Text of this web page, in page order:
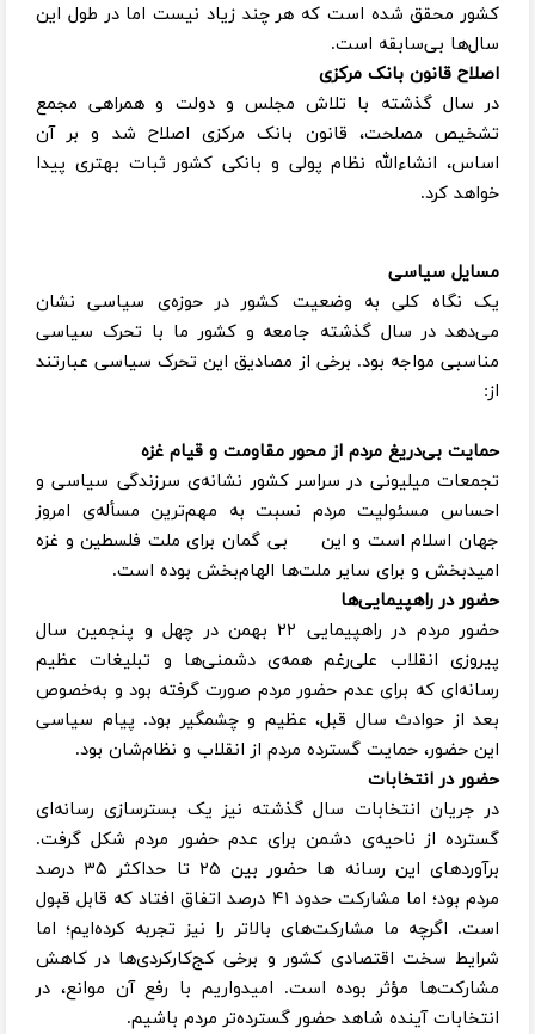
کشور محقق شده است که هر چند زیاد نیست اما در طول این
سال‌ها بی‌سابقه است.
اصلاح قانون بانک مرکزی
در سال گذشته با تلاش مجلس و دولت و همراهی مجمع
تشخیص مصلحت، قانون بانک مرکزی اصلاح شد و بر آن
اساس، انشاءالله نظام پولی و بانکی کشور ثبات بهتری پیدا
خواهد کرد.
مسایل سیاسی
یک نگاه کلی به وضعیت کشور در حوزه‌ی سیاسی نشان
می‌دهد در سال گذشته جامعه و کشور ما با تحرک سیاسی
مناسبی مواجه بود. برخی از مصادیق این تحرک سیاسی عبارتند
از:
حمایت بی‌دریغ مردم از محور مقاومت و قیام غزه
تجمعات میلیونی در سراسر کشور نشانه‌ی سرزندگی سیاسی و
احساس مسئولیت مردم نسبت به مهم‌ترین مسأله‌ی امروز
جهان اسلام است و این بی گمان‌ برای ملت فلسطین و غزه
امیدبخش و برای سایر ملت‌ها الهام‌بخش بوده است.
حضور در راهپیمایی‌ها
حضور مردم در راهپیمایی ۲۲ بهمن در چهل و پنجمین سال
پیروزی انقلاب علی‌رغم همه‌ی دشمنی‌ها و تبلیغات عظیم
رسانه‌ای که برای عدم حضور مردم صورت گرفته بود و به‌خصوص
بعد از حوادث سال قبل، عظیم و چشمگیر بود. پیام سیاسی
این حضور، حمایت گسترده مردم از انقلاب و نظام‌شان بود.
حضور در انتخابات
در جریان انتخابات سال گذشته نیز یک بسترسازی رسانه‌ای
گسترده از ناحیه‌ی دشمن برای عدم حضور مردم شکل گرفت.
برآوردهای این رسانه ها حضور بین ۲۵ تا حداکثر ۳۵ درصد
مردم بود؛ اما مشارکت حدود ۴۱ درصد اتفاق افتاد که قابل قبول
است. اگرچه ما مشارکت‌های بالاتر را نیز تجربه کرده‌ایم؛ اما
شرایط سخت اقتصادی کشور و برخی کج‌کارکردی‌ها در کاهش
مشارکت‌ها مؤثر بوده است. امیدواریم با رفع آن موانع، در
انتخابات آینده شاهد حضور گسترده‌تر مردم باشیم.